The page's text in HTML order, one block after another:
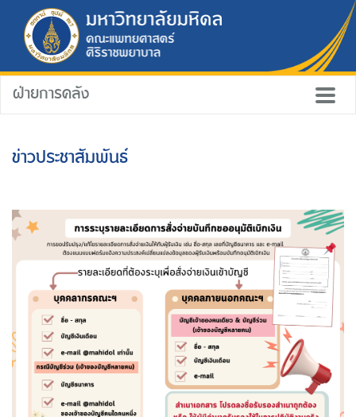
ฝ่ายการคลัง
ข่าวประชาสัมพันธ์